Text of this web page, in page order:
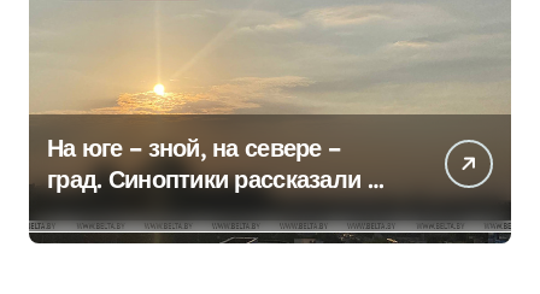
На юге – зной, на севере –
град. Синоптики рассказали о
погоде на сегодня